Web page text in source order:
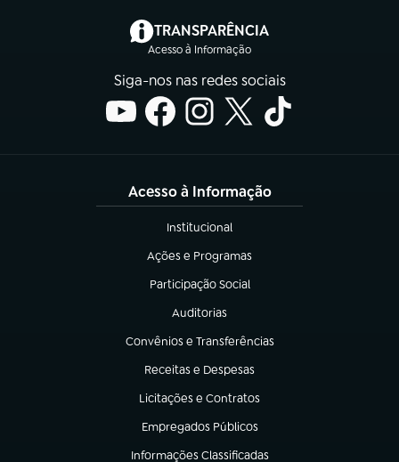
TRANSPARÊNCIA
Acesso à Informação
(abre em nova aba)
Siga-nos nas redes sociais
Acesso à Informação
Institucional
(abre em nova aba)
Ações e Programas
(abre em nova aba)
Participação Social
(abre em nova aba)
Auditorias
(abre em nova aba)
Convênios e Transferências
(abre em nova aba)
Receitas e Despesas
(abre em nova aba)
Licitações e Contratos
(abre em nova aba)
Empregados Públicos
(abre em nova aba)
Informações Classificadas